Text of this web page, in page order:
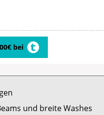
bei
und breite Washes